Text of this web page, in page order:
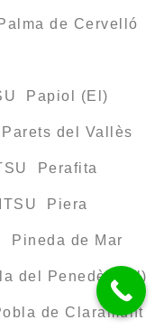
de Cervelló
Papiol (El)
del Vallès
Perafita
Piera
Pineda de Mar
del Penedès (El)
de Claramunt